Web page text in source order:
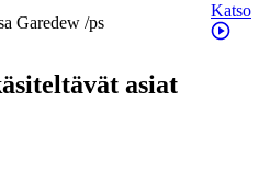
Garedew /ps
Katso
asiat